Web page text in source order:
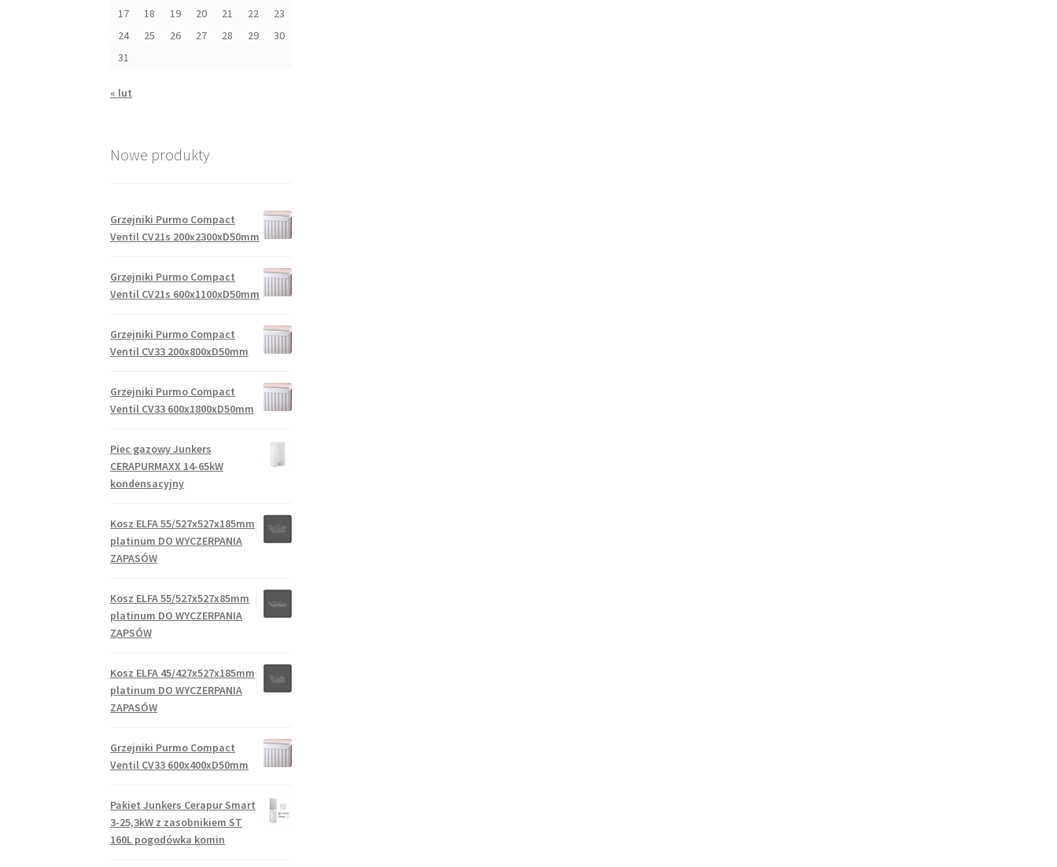
17
18 19 20 21 22
23
24
25 26 27 28 29
30
31
« lut
Nowe produkty
Grzejniki Purmo Compact
Ventil CV21s 200x2300xD50mm
Grzejniki Purmo Compact
Ventil CV21s 600x1100xD50mm
Grzejniki Purmo Compact
Ventil CV33 200x800xD50mm
Grzejniki Purmo Compact
Ventil CV33 600x1800xD50mm
Piec gazowy Junkers
CERAPURMAXX 14-65kW
kondensacyjny
Kosz ELFA 55/527x527x185mm
platinum DO WYCZERPANIA
ZAPASÓW
Kosz ELFA 55/527x527x85mm
platinum DO WYCZERPANIA
ZAPSÓW
Kosz ELFA 45/427x527x185mm
platinum DO WYCZERPANIA
ZAPASÓW
Grzejniki Purmo Compact
Ventil CV33 600x400xD50mm
Pakiet Junkers Cerapur Smart
3-25,3kW z zasobnikiem ST
160L pogodówka komin